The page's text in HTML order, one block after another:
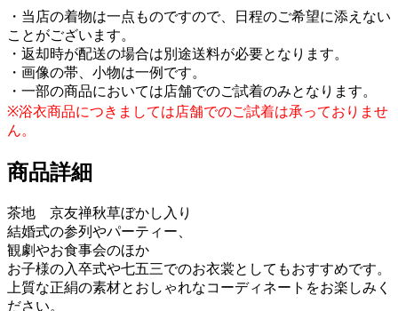
・当店の着物は一点ものですので、日程のご希望に添えない
ことがございます。
・返却時が配送の場合は別途送料が必要となります。
・画像の帯、小物は一例です。
・一部の商品においては店舗でのご試着のみとなります。
※浴衣商品につきましては店舗でのご試着は承っておりませ
ん。
商品詳細
茶地 京友禅秋草ぼかし入り
結婚式の参列やパーティー、
観劇やお食事会のほか
お子様の入卒式や七五三でのお衣裳としてもおすすめです。
上質な正絹の素材とおしゃれなコーディネートをお楽しみく
ださい。